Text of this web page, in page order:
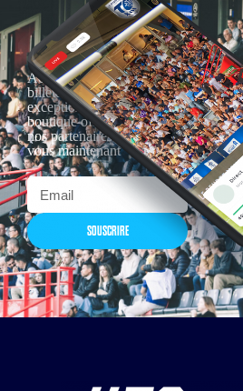
Actualités, nouveautés,
billetterie, remises
exceptionnelles dans la
boutique officielles & chez
nos partenaires… Inscrivez-
vous maintenant
SOUSCRIRE